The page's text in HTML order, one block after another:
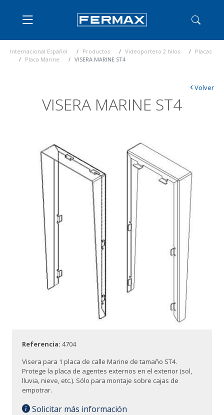
Internacional Español Productos Videoportero 2 hilos
Placas
Placa Marine
VISERA MARINE ST4
VISERA MARINE ST4
‹Volver
Referencia: 4704
Visera para 1 placa de calle Marine de tamaño ST4.
Protege la placa de agentes externos en el exterior (sol,
lluvia, nieve, etc.). Sólo para montaje sobre cajas de
empotrar.
Solicitar más información